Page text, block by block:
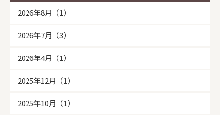
2026年8月（1）
2026年7月（3）
2026年4月（1）
2025年12月（1）
2025年10月（1）